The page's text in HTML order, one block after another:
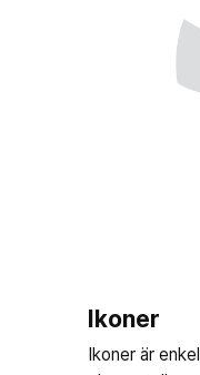
Ikoner
Ikoner är